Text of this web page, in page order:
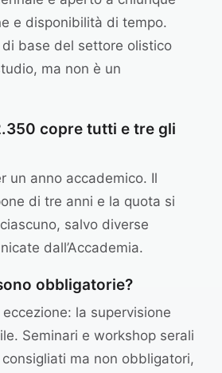
e disponibilità di tempo.
base del settore olistico
ma non è un
copre tutti e tre gli
un anno accademico. Il
di tre anni e la quota si
salvo diverse
dall’Accademia.
obbligatorie?
la supervisione
Seminari e workshop serali
ma non obbligatori,